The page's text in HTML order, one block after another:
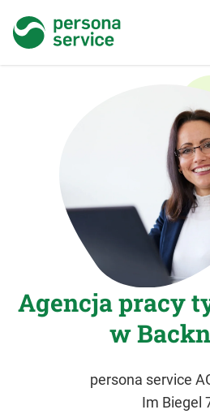
persona service
Agencja pracy
w
persona service
Im Biegel